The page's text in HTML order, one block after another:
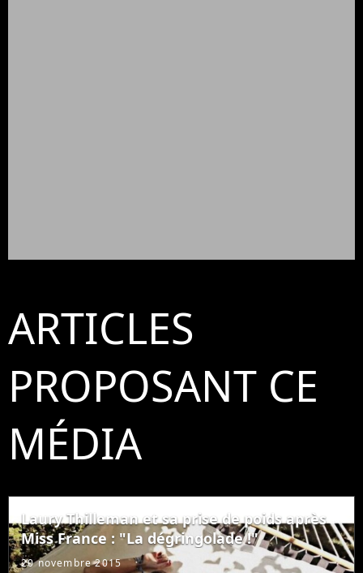
ARTICLES
PROPOSANT CE
MÉDIA
Laury Thilleman et sa prise de poids après
Miss France : "La dégringolade !"
20 novembre 2015